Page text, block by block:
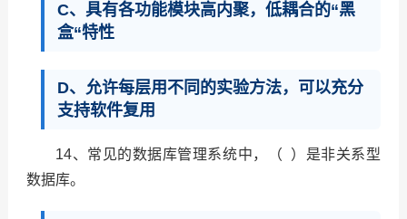
C、具有各功能模块高内聚，低耦合的“黑
盒“特性
D、允许每层用不同的实验方法，可以充分
支持软件复用
14、常见的数据库管理系统中，（ ）是非关系型
数据库。